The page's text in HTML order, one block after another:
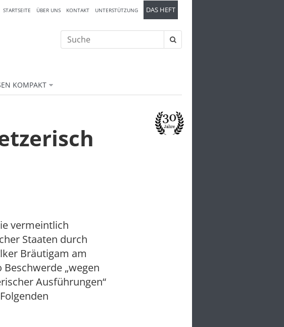
KOMPAKT
STARTSEITE ÜBER UNS KONTAKT UNTERSTÜTZUNG DAS HEFT
Suche
nach:
vermeintlich
Staaten durch
Bräutigam am
„wegen
Ausführungen“